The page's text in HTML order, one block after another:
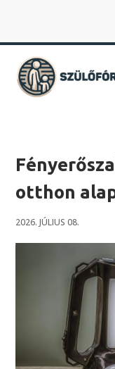
otthon
2026. JÚLIUS 08.